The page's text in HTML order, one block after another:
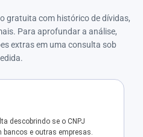
gratuita com histórico de dívidas,
Para aprofundar a análise,
extras em uma consulta sob
descobrindo se o CNPJ
e outras empresas.